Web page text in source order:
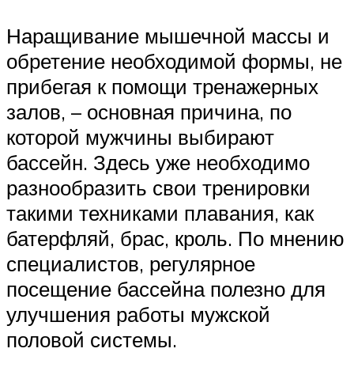
Наращивание мышечной массы и
обретение необходимой формы, не
прибегая к помощи тренажерных
залов, – основная причина, по
которой мужчины выбирают
бассейн. Здесь уже необходимо
разнообразить свои тренировки
такими техниками плавания, как
батерфляй, брас, кроль. По мнению
специалистов, регулярное
посещение бассейна полезно для
улучшения работы мужской
половой системы.